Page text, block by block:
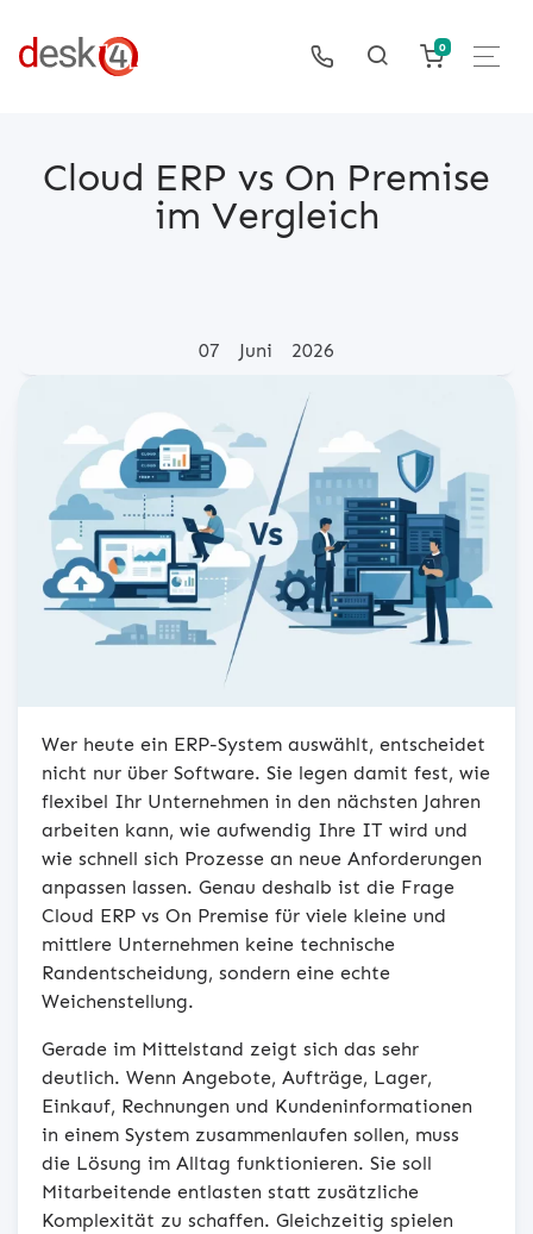
0
Cloud ERP vs On Premise
im Vergleich
07 Juni 2026
Wer heute ein ERP-System auswählt, entscheidet
nicht nur über Software. Sie legen damit fest, wie
flexibel Ihr Unternehmen in den nächsten Jahren
arbeiten kann, wie aufwendig Ihre IT wird und
wie schnell sich Prozesse an neue Anforderungen
anpassen lassen. Genau deshalb ist die Frage
Cloud ERP vs On Premise für viele kleine und
mittlere Unternehmen keine technische
Randentscheidung, sondern eine echte
Weichenstellung.
Gerade im Mittelstand zeigt sich das sehr
deutlich. Wenn Angebote, Aufträge, Lager,
Einkauf, Rechnungen und Kundeninformationen
in einem System zusammenlaufen sollen, muss
die Lösung im Alltag funktionieren. Sie soll
Mitarbeitende entlasten statt zusätzliche
Komplexität zu schaffen. Gleichzeitig spielen